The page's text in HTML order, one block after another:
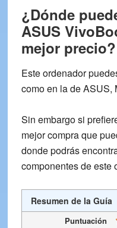
¿Dónde
ASUS
mejor precio?
Este ordenador
como en la deASUS,
Sin embargo si
mejor compra que
donde podrás
componentes de este
Resumen de la Guía
Puntuación